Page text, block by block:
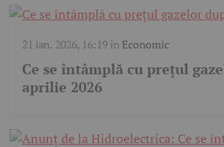
21 ian. 2026, 16:19în Economic
Ce se întâmplă cu prețul
aprilie 2026